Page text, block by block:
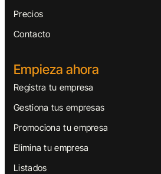
Precios
Contacto
Empieza ahora
Registra tu empresa
Gestiona tus empresas
Promociona tu empresa
Elimina tu empresa
Listados